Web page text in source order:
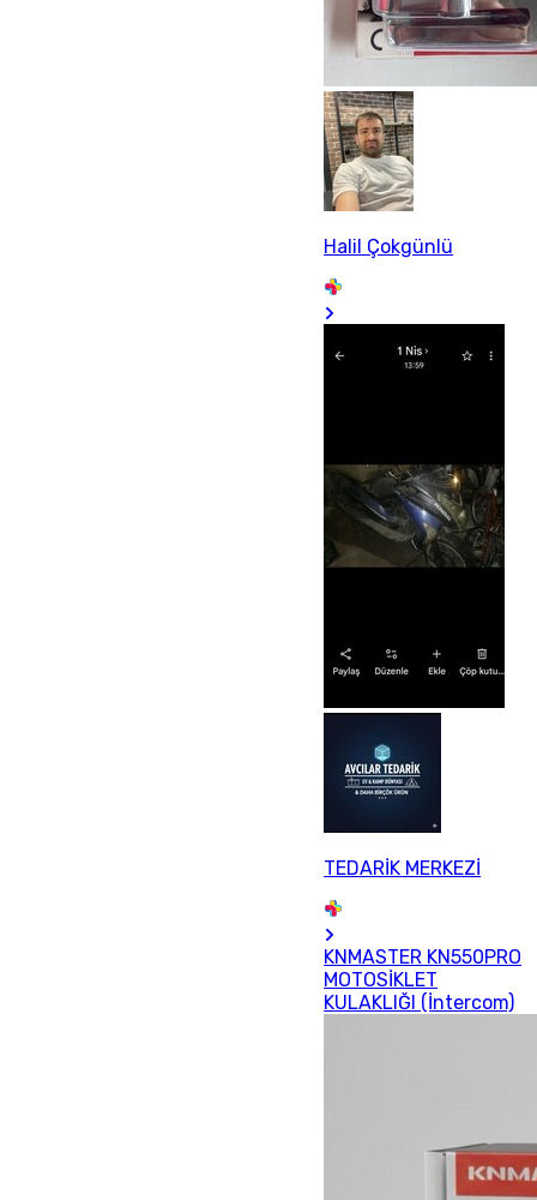
Halil Çokgünlü
TEDARİK MERKEZİ
KNMASTER KN550PRO
MOTOSİKLET
KULAKLIĞI (İntercom)